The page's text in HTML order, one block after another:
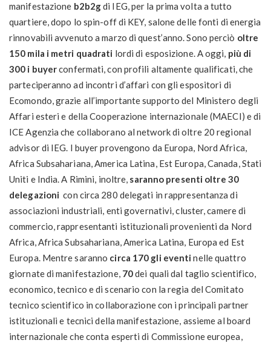
manifestazione b2b2gdi IEG, per la prima volta a tutto
quartiere, dopo lo spin-off di KEY, salone delle fonti di energia
rinnovabili avvenuto a marzo di quest’anno. Sono perciò oltre
150 mila i metri quadrati lordi di esposizione. A oggi, più di
300 i buyerconfermati, con profili altamente qualificati, che
parteciperanno ad incontri d’affari con gli espositori di
Ecomondo, grazie all’importante supporto del Ministero degli
Affari esteri e della Cooperazione internazionale (MAECI) e di
ICE Agenzia che collaborano al network di oltre 20 regional
advisor di IEG. I buyer provengono da Europa, Nord Africa,
Africa Subsahariana, America Latina, Est Europa, Canada, Stati
Uniti e India. A Rimini, inoltre, saranno presenti oltre 30
delegazioni con circa 280 delegati in rappresentanza di
associazioni industriali, enti governativi, cluster, camere di
commercio, rappresentanti istituzionali provenienti da Nord
Africa, Africa Subsahariana, America Latina, Europa ed Est
Europa. Mentre saranno circa 170 gli eventi nelle quattro
giornate di manifestazione, 70dei quali dal taglio scientifico,
economico, tecnico e di scenario con la regia del Comitato
tecnico scientifico in collaborazione con i principali partner
istituzionali e tecnici della manifestazione, assieme al board
internazionale che conta esperti di Commissione europea,